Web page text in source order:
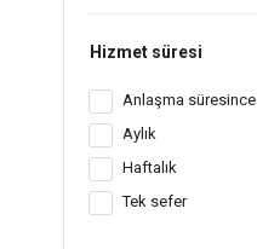
Hizmet süresi
Anlaşma süresince
Aylık
Haftalık
Tek sefer